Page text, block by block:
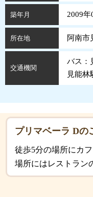
築年月 2009年
所在地 阿南市
交通機関
バス：
見能林
プリマベーラ Dの
徒歩5分の場所にカ
場所にはレストラン